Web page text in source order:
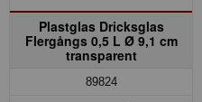
Plastglas Dricksglas
Flergångs 0,5 L Ø 9,1 cm
transparent
89824